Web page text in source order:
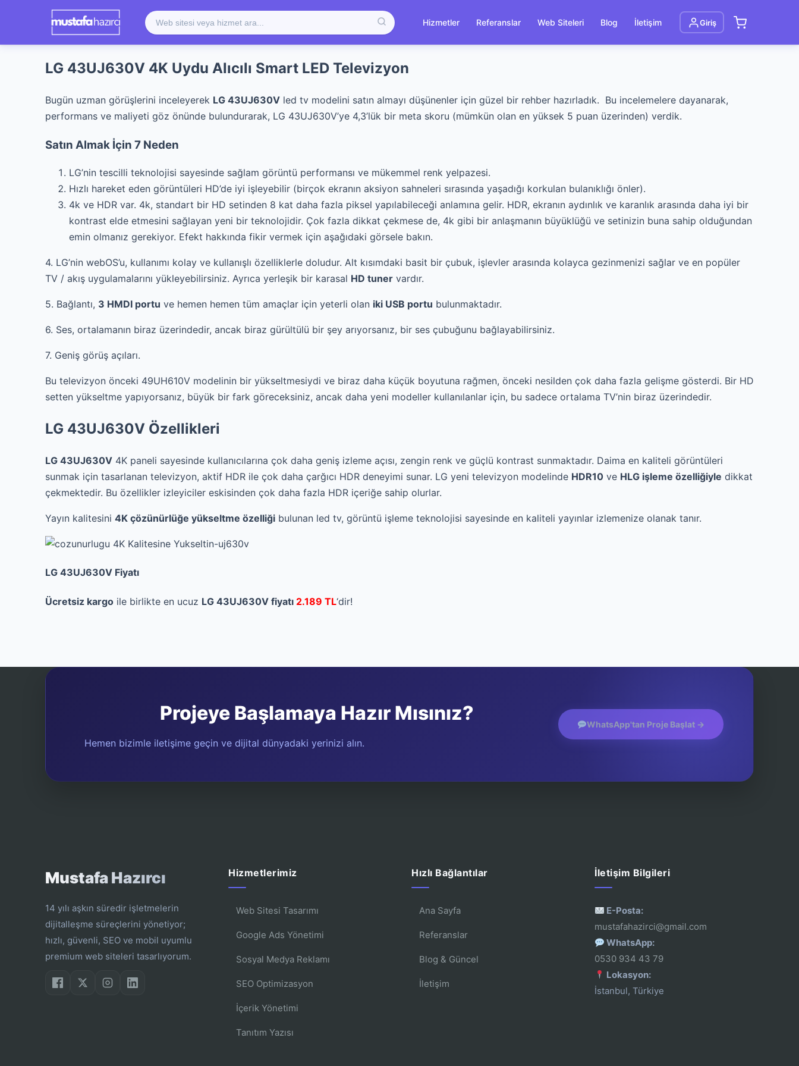
Hizmetler Referanslar Web Siteleri Blog İletişim Giriş
LG 43UJ630V 4K Uydu Alıcılı Smart LED Televizyon
Bugün uzman görüşlerini inceleyerek LG 43UJ630V led tv modelini satın almayı düşünenler için güzel bir rehber hazırladık. Bu incelemelere dayanarak,
performans ve maliyeti göz önünde bulundurarak, LG 43UJ630V’ye 4,3’lük bir meta skoru (mümkün olan en yüksek 5 puan üzerinden) verdik.
Satın Almak İçin 7 Neden
LG’nin tescilli teknolojisi sayesinde sağlam görüntü performansı ve mükemmel renk yelpazesi.
Hızlı hareket eden görüntüleri HD’de iyi işleyebilir (birçok ekranın aksiyon sahneleri sırasında yaşadığı korkulan bulanıklığı önler).
4k ve HDR var. 4k, standart bir HD setinden 8 kat daha fazla piksel yapılabileceği anlamına gelir. HDR, ekranın aydınlık ve karanlık arasında daha iyi bir
kontrast elde etmesini sağlayan yeni bir teknolojidir. Çok fazla dikkat çekmese de, 4k gibi bir anlaşmanın büyüklüğü ve setinizin buna sahip olduğundan
emin olmanız gerekiyor. Efekt hakkında fikir vermek için aşağıdaki görsele bakın.
4. LG’nin webOS’u, kullanımı kolay ve kullanışlı özelliklerle doludur. Alt kısımdaki basit bir çubuk, işlevler arasında kolayca gezinmenizi sağlar ve en popüler
TV / akış uygulamalarını yükleyebilirsiniz. Ayrıca yerleşik bir karasal HD tuner vardır.
5. Bağlantı, 3 HMDI portu ve hemen hemen tüm amaçlar için yeterli olan iki USB portu bulunmaktadır.
6. Ses, ortalamanın biraz üzerindedir, ancak biraz gürültülü bir şey arıyorsanız, bir ses çubuğunu bağlayabilirsiniz.
7. Geniş görüş açıları.
Bu televizyon önceki 49UH610V modelinin bir yükseltmesiydi ve biraz daha küçük boyutuna rağmen, önceki nesilden çok daha fazla gelişme gösterdi. Bir HD
setten yükseltme yapıyorsanız, büyük bir fark göreceksiniz, ancak daha yeni modeller kullanılanlar için, bu sadece ortalama TV’nin biraz üzerindedir.
LG 43UJ630V Özellikleri
LG 43UJ630V 4K paneli sayesinde kullanıcılarına çok daha geniş izleme açısı, zengin renk ve güçlü kontrast sunmaktadır. Daima en kaliteli görüntüleri
sunmak için tasarlanan televizyon, aktif HDR ile çok daha çarğıcı HDR deneyimi sunar. LG yeni televizyon modelinde HDR10 ve HLG işleme özelliğiyle dikkat
çekmektedir. Bu özellikler izleyiciler eskisinden çok daha fazla HDR içeriğe sahip olurlar.
Yayın kalitesini 4K çözünürlüğe yükseltme özelliği bulunan led tv, görüntü işleme teknolojisi sayesinde en kaliteli yayınlar izlemenize olanak tanır.
LG 43UJ630V Fiyatı
Ücretsiz kargo ile birlikte en ucuz LG 43UJ630V fiyatı 2.189 TL‘dir!
Projeye Başlamaya Hazır Mısınız?
Hemen bizimle iletişime geçin ve dijital dünyadaki yerinizi alın.
WhatsApp'tan Proje Başlat →
Mustafa Hazırcı
14 yılı aşkın süredir işletmelerin
dijitalleşme süreçlerini yönetiyor;
hızlı, güvenli, SEO ve mobil uyumlu
premium web siteleri tasarlıyorum.
Hizmetlerimiz
Web Sitesi Tasarımı
Google Ads Yönetimi
Sosyal Medya Reklamı
SEO Optimizasyon
İçerik Yönetimi
Tanıtım Yazısı
Hızlı Bağlantılar
Ana Sayfa
Referanslar
Blog & Güncel
İletişim
İletişim Bilgileri
E-Posta:
mustafahazirci@gmail.com
WhatsApp:
0530 934 43 79
Lokasyon:
İstanbul, Türkiye